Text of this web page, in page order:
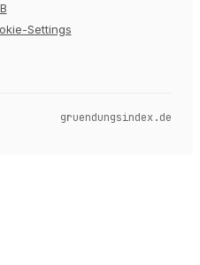
Settings
gruendungsindex.de